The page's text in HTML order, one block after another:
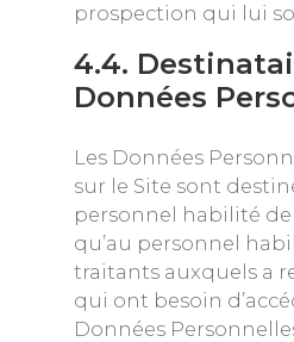
prospection qui lui
4.4.
Données
Les Données
sur le Site sont
personnel habilité de
qu’au personnel
traitants auxquels a
qui ont besoin
Données